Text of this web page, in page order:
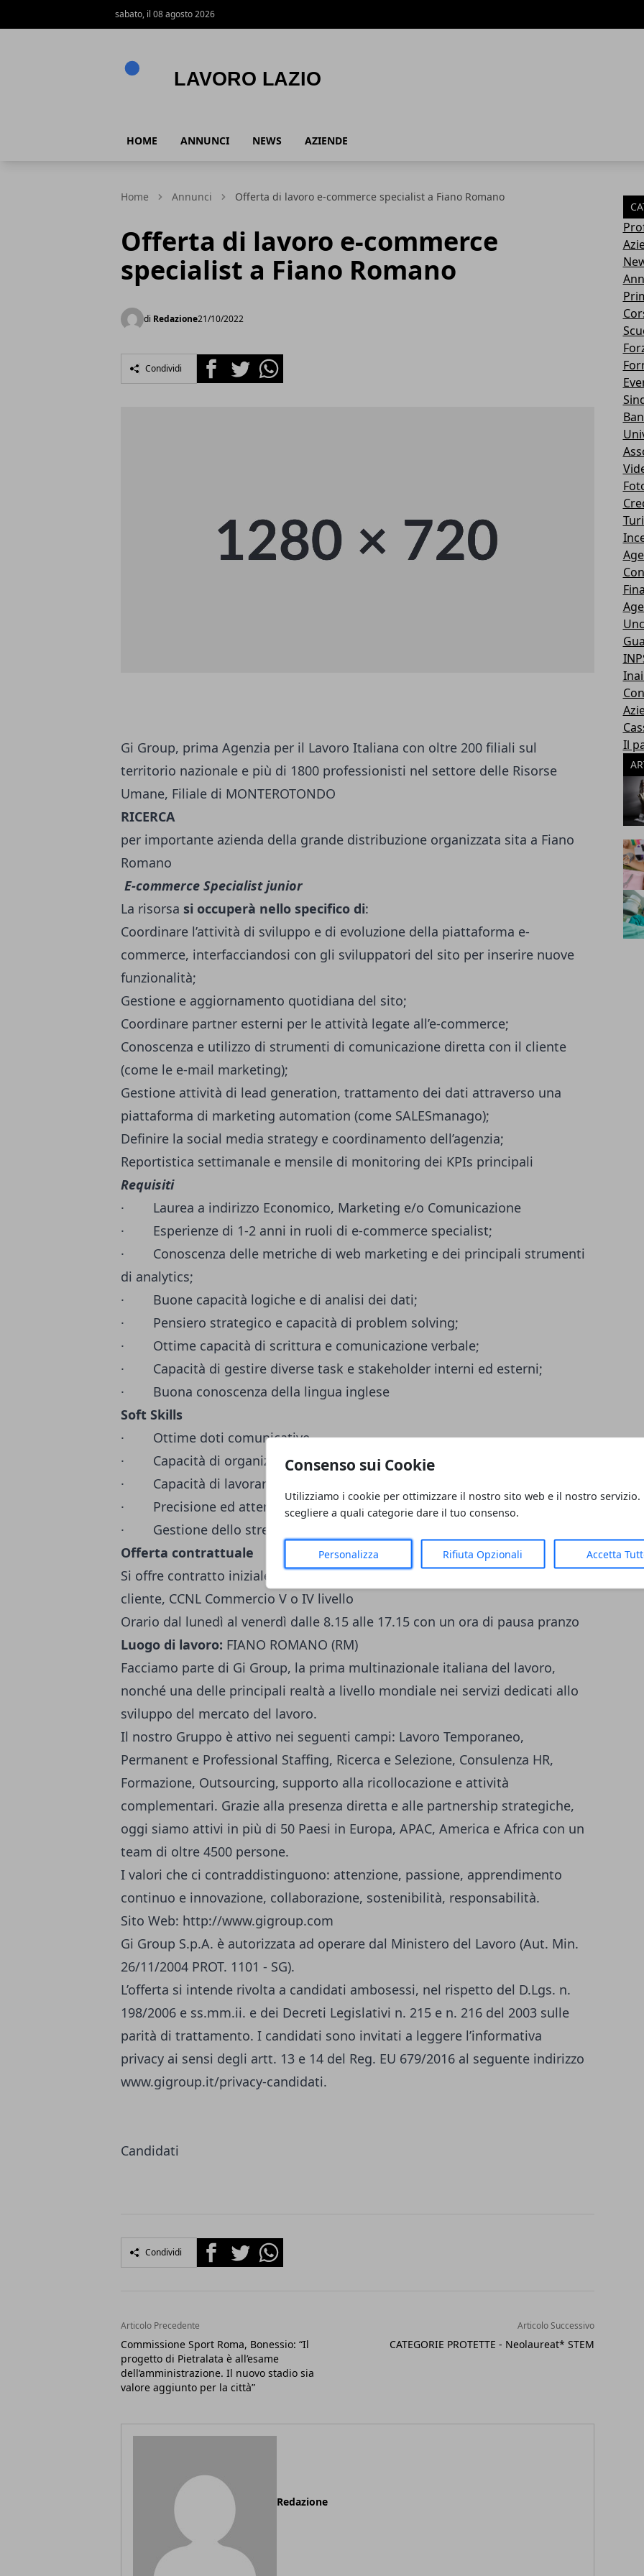
Consenso sui Cookie
Utilizziamo i cookie per ottimizzare il nostro sito web e il nostro servizio.
scegliere a quali categorie dare il tuo consenso.
Personalizza Rifiuta Opzionali Accetta
sabato, il 08 agosto 2026
HOME ANNUNCI NEWS AZIENDE
Home Annunci Offerta di lavoro e-commerce specialist a Fiano Romano
Offerta di lavoro e-commerce
specialist a Fiano Romano
di Redazione21/10/2022
Condividi FacebookTwitterWhatsapp
Gi Group, prima Agenzia per il Lavoro Italiana con oltre 200 filiali sul
territorio nazionale e più di 1800 professionisti nel settore delle Risorse
Umane, Filiale di MONTEROTONDO
RICERCA
per importante azienda della grande distribuzione organizzata sita a Fiano
Romano
E-commerce Specialist junior
La risorsa si occuperà nello specifico di:
Coordinare l’attività di sviluppo e di evoluzione della piattaforma e-
commerce, interfacciandosi con gli sviluppatori del sito per inserire nuove
funzionalità;
Gestione e aggiornamento quotidiana del sito;
Coordinare partner esterni per le attività legate all’e-commerce;
Conoscenza e utilizzo di strumenti di comunicazione diretta con il cliente
(come le e-mail marketing);
Gestione attività di lead generation, trattamento dei dati attraverso una
piattaforma di marketing automation (come SALESmanago);
Definire la social media strategy e coordinamento dell’agenzia;
Reportistica settimanale e mensile di monitoring dei KPIs principali
Requisiti
· Laurea a indirizzo Economico, Marketing e/o Comunicazione
· Esperienze di 1-2 anni in ruoli di e-commerce specialist;
· Conoscenza delle metriche di web marketing e dei principali strumenti
di analytics;
· Buone capacità logiche e di analisi dei dati;
· Pensiero strategico e capacità di problem solving;
· Ottime capacità di scrittura e comunicazione verbale;
· Capacità di gestire diverse task e stakeholder interni ed esterni;
· Buona conoscenza della lingua inglese
Soft Skills
· Ottime doti comunicative,
· Capacità di organizzare e dare priorità al lavoro quotidiano
· Capacità di lavorare in team
· Precisione ed attenzione
· Gestione dello stress.
Offerta contrattuale
Si offre contratto iniziale a tempo determinato direttamente con l’ azienda
cliente, CCNL Commercio V o IV livello
Orario dal lunedì al venerdì dalle 8.15 alle 17.15 con un ora di pausa pranzo
Luogo di lavoro: FIANO ROMANO (RM)
Facciamo parte di Gi Group, la prima multinazionale italiana del lavoro,
nonché una delle principali realtà a livello mondiale nei servizi dedicati allo
sviluppo del mercato del lavoro.
Il nostro Gruppo è attivo nei seguenti campi: Lavoro Temporaneo,
Permanent e Professional Staffing, Ricerca e Selezione, Consulenza HR,
Formazione, Outsourcing, supporto alla ricollocazione e attività
complementari. Grazie alla presenza diretta e alle partnership strategiche,
oggi siamo attivi in più di 50 Paesi in Europa, APAC, America e Africa con un
team di oltre 4500 persone.
I valori che ci contraddistinguono: attenzione, passione, apprendimento
continuo e innovazione, collaborazione, sostenibilità, responsabilità.
Sito Web: http://www.gigroup.com
Gi Group S.p.A. è autorizzata ad operare dal Ministero del Lavoro (Aut. Min.
26/11/2004 PROT. 1101 - SG).
L’offerta si intende rivolta a candidati ambosessi, nel rispetto del D.Lgs. n.
198/2006 e ss.mm.ii. e dei Decreti Legislativi n. 215 e n. 216 del 2003 sulle
parità di trattamento. I candidati sono invitati a leggere l’informativa
privacy ai sensi degli artt. 13 e 14 del Reg. EU 679/2016 al seguente indirizzo
www.gigroup.it/privacy-candidati.
Candidati
Condividi FacebookTwitterWhatsapp
Articolo Precedente
Commissione Sport Roma, Bonessio: “Il
progetto di Pietralata è all’esame
dell’amministrazione. Il nuovo stadio sia
valore aggiunto per la città”
Articolo Successivo
CATEGORIE PROTETTE - Neolaureat* STEM
Redazione
Il